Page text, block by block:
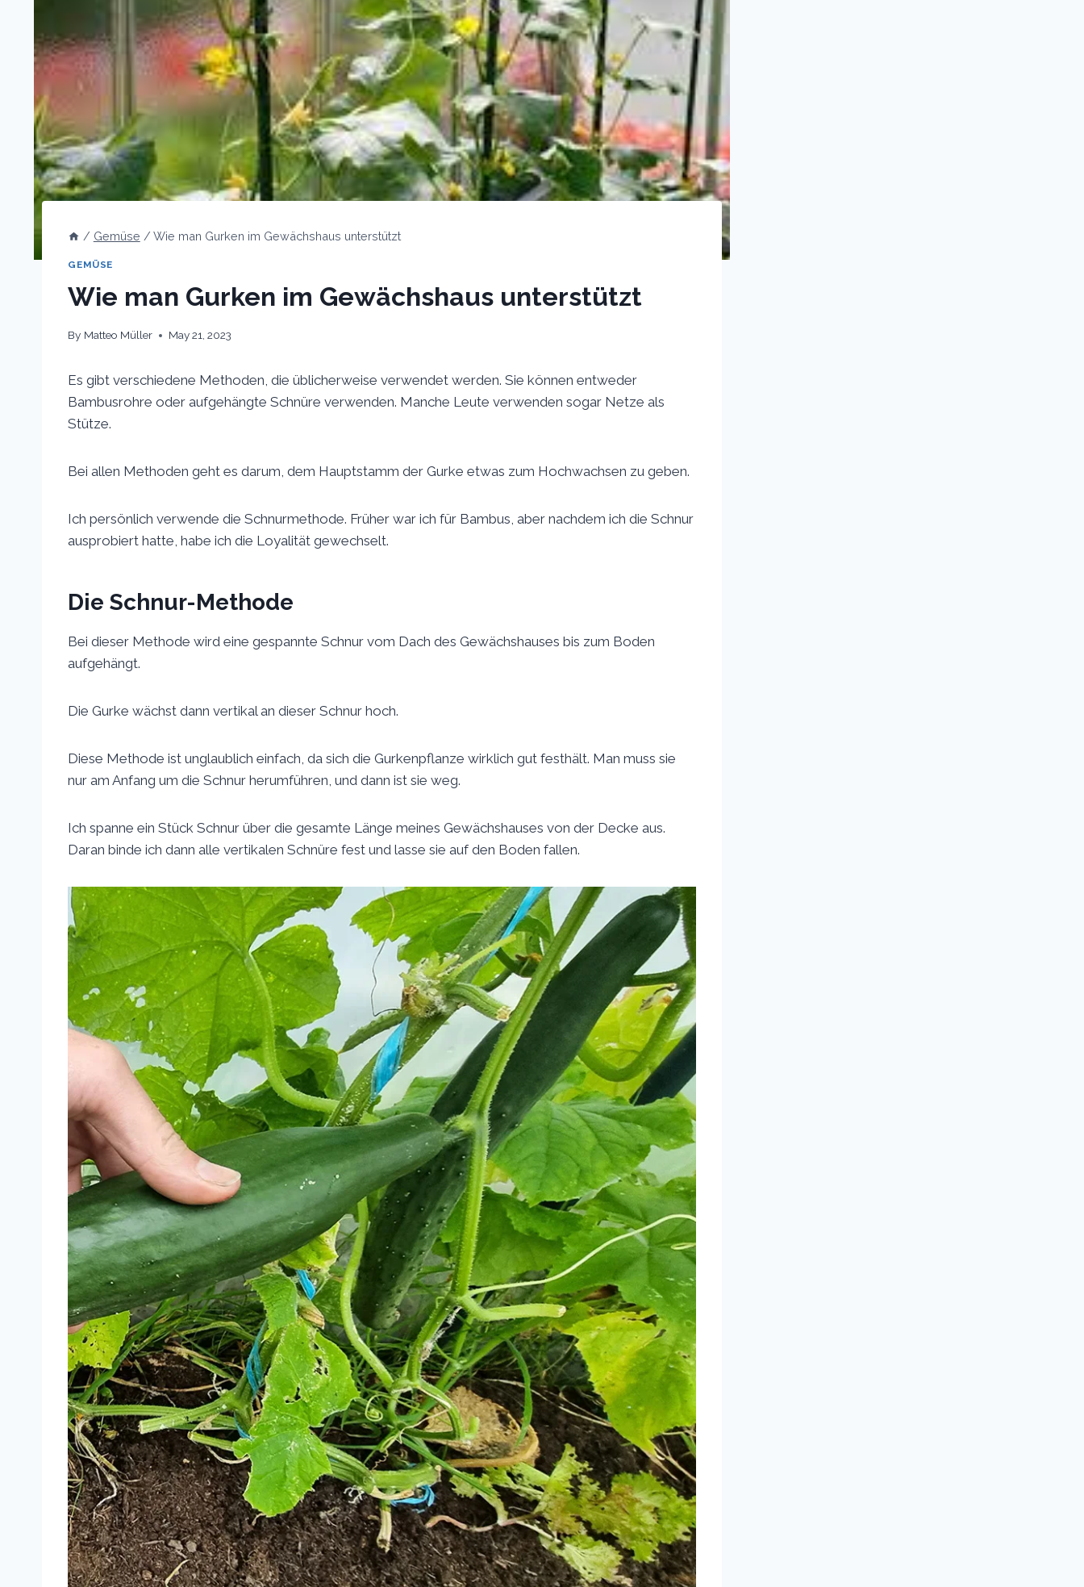
/ Gemüse / Wie man Gurken im Gewächshaus unterstützt
GEMÜSE
Wie man Gurken im Gewächshaus unterstützt
By Matteo Müller May 21, 2023
Es gibt verschiedene Methoden, die üblicherweise verwendet werden. Sie können entweder
Bambusrohre oder aufgehängte Schnüre verwenden. Manche Leute verwenden sogar Netze als
Stütze.
Bei allen Methoden geht es darum, dem Hauptstamm der Gurke etwas zum Hochwachsen zu geben.
Ich persönlich verwende die Schnurmethode. Früher war ich für Bambus, aber nachdem ich die Schnur
ausprobiert hatte, habe ich die Loyalität gewechselt.
Die Schnur-Methode
Bei dieser Methode wird eine gespannte Schnur vom Dach des Gewächshauses bis zum Boden
aufgehängt.
Die Gurke wächst dann vertikal an dieser Schnur hoch.
Diese Methode ist unglaublich einfach, da sich die Gurkenpflanze wirklich gut festhält. Man muss sie
nur am Anfang um die Schnur herumführen, und dann ist sie weg.
Ich spanne ein Stück Schnur über die gesamte Länge meines Gewächshauses von der Decke aus.
Daran binde ich dann alle vertikalen Schnüre fest und lasse sie auf den Boden fallen.